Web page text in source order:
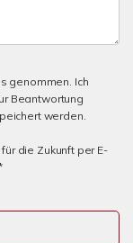
genommen. Ich
Beantwortung
werden.
die Zukunft per E-